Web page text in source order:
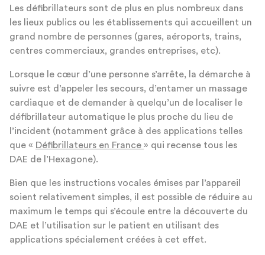
Les défibrillateurs sont de plus en plus nombreux dans
les lieux publics ou les établissements qui accueillent un
grand nombre de personnes (gares, aéroports, trains,
centres commerciaux, grandes entreprises, etc).
Lorsque le cœur d’une personne s’arrête, la démarche à
suivre est d’appeler les secours, d’entamer un massage
cardiaque et de demander à quelqu’un de localiser le
défibrillateur automatique le plus proche du lieu de
l’incident (notamment grâce à des applications telles
que « Défibrillateurs en France » qui recense tous les
DAE de l’Hexagone).
Bien que les instructions vocales émises par l’appareil
soient relativement simples, il est possible de réduire au
maximum le temps qui s’écoule entre la découverte du
DAE et l’utilisation sur le patient en utilisant des
applications spécialement créées à cet effet.